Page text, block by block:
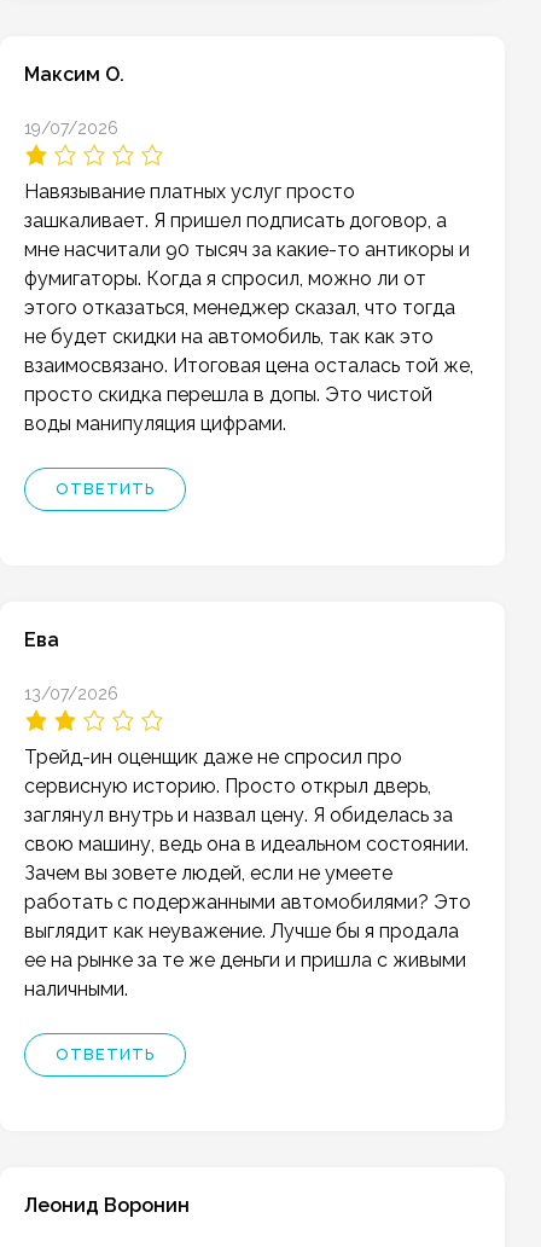
Максим О.
19/07/2026
Навязывание платных услуг просто
зашкаливает. Я пришел подписать договор, а
мне насчитали 90 тысяч за какие-то антикоры и
фумигаторы. Когда я спросил, можно ли от
этого отказаться, менеджер сказал, что тогда
не будет скидки на автомобиль, так как это
взаимосвязано. Итоговая цена осталась той же,
просто скидка перешла в допы. Это чистой
воды манипуляция цифрами.
ОТВЕТИТЬ
Ева
13/07/2026
Трейд-ин оценщик даже не спросил про
сервисную историю. Просто открыл дверь,
заглянул внутрь и назвал цену. Я обиделась за
свою машину, ведь она в идеальном состоянии.
Зачем вы зовете людей, если не умеете
работать с подержанными автомобилями? Это
выглядит как неуважение. Лучше бы я продала
ее на рынке за те же деньги и пришла с живыми
наличными.
ОТВЕТИТЬ
Леонид Воронин